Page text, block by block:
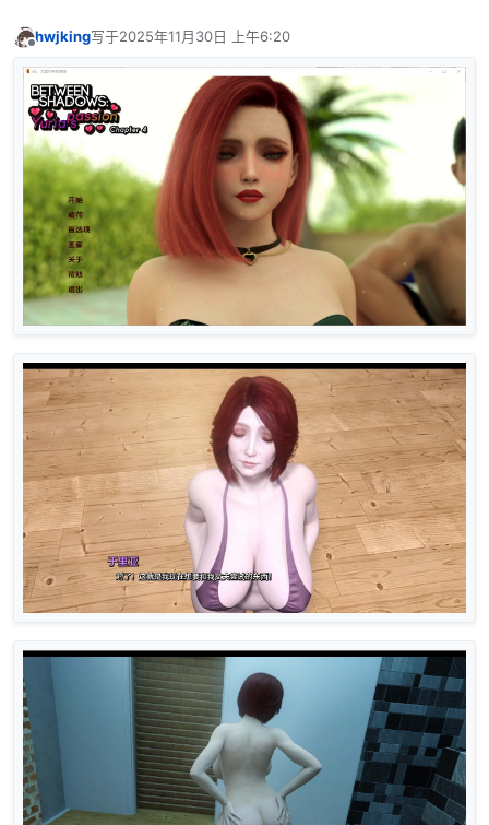
hwjking写于2025年11月30日 上午6:20
最后由 编辑